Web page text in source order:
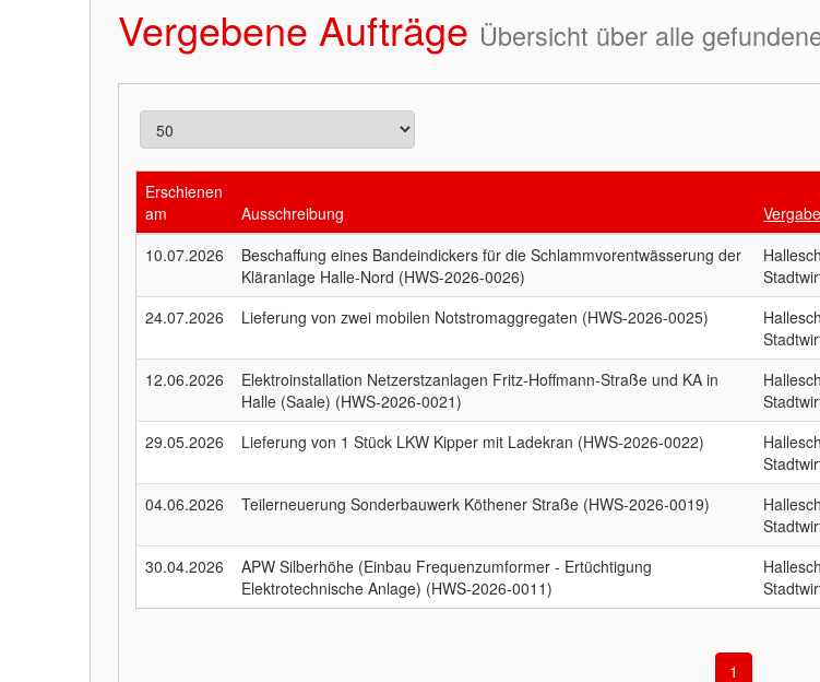
Vergebene Aufträge Übersicht über alle
Erschienen
am
Ausschreibung
10.07.2026
Beschaffung eines Bandeindickers für die Schlammvorentwässerung der
Kläranlage Halle-Nord (HWS-2026-0026)
24.07.2026 Lieferung von zwei mobilen Notstromaggregaten (HWS-2026-0025)
12.06.2026
Elektroinstallation Netzerstzanlagen Fritz-Hoffmann-Straße und KA in
Halle (Saale) (HWS-2026-0021)
29.05.2026 Lieferung von 1 Stück LKW Kipper mit Ladekran (HWS-2026-0022)
04.06.2026 Teilerneuerung Sonderbauwerk Köthener Straße (HWS-2026-0019)
30.04.2026
APW Silberhöhe (Einbau Frequenzumformer - Ertüchtigung
Elektrotechnische Anlage) (HWS-2026-0011)
1